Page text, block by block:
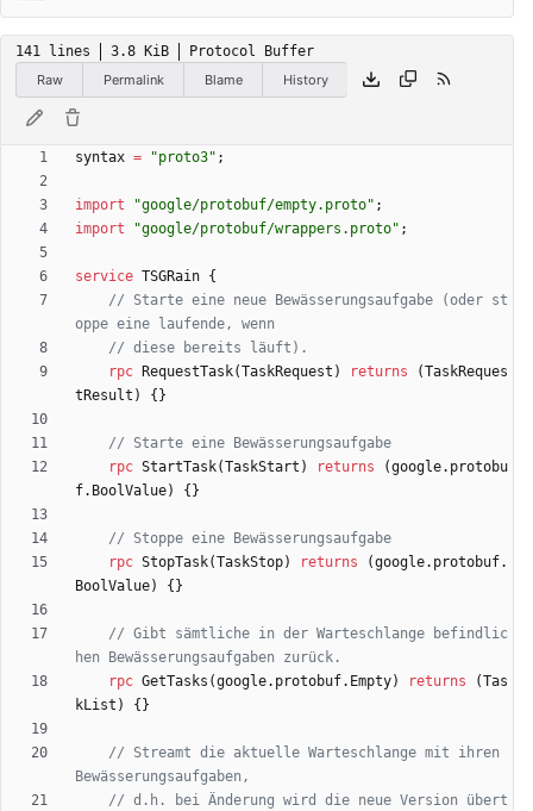
141 lines 3.8 KiB
Protocol Buffer
Raw
Permalink Blame History
syntax = "proto3" ;
import "google/protobuf/empty.proto" ;
import
"google/protobuf/wrappers.proto" ;
service TSGRain {
// Starte eine neue Bewässerungsaufgabe (oder st
rpc
RequestTask(TaskRequest ) returns (TaskReques
tResult ) { }
rpc StartTask(TaskStart ) returns (google.protobu
f.BoolValue) { }
rpc StopTask(TaskStop) returns (google.protobuf.
BoolValue) { }
// Gibt sämtliche in der Warteschlange befindlic
rpc GetTasks (google.protobuf.Empty) returns (Tas
kList ) { }
// Streamt die aktuelle Warteschlange mit ihren
// d.h. bei Änderung wird die neue Version übert